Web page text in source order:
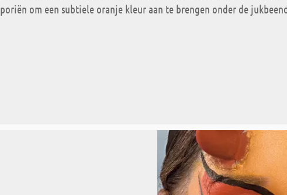
poriën om een subtiele oranje kleur aan te brengen onder de